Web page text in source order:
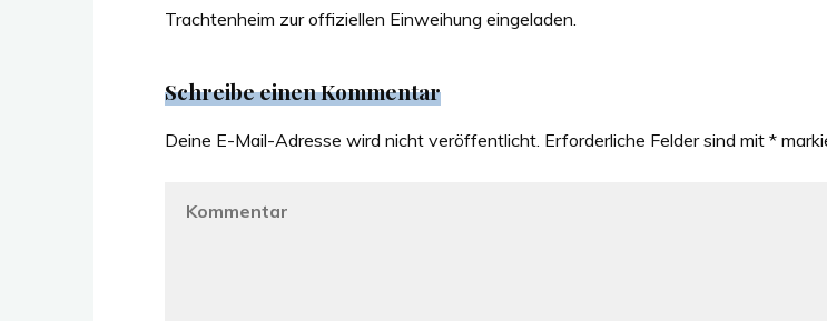
Trachtenheim zur offiziellen Einweihung eingeladen.
Schreibe einen Kommentar
Deine E-Mail-Adresse wird nicht veröffentlicht. Erforderliche Felder sind mit *